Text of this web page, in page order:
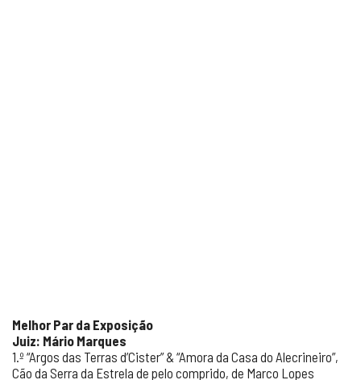
Melhor Par da Exposição
Juiz: Mário Marques
1.º “Argos das Terras d’Cister” & “Amora da Casa do Alecrineiro”,
Cão da Serra da Estrela de pelo comprido, de Marco Lopes